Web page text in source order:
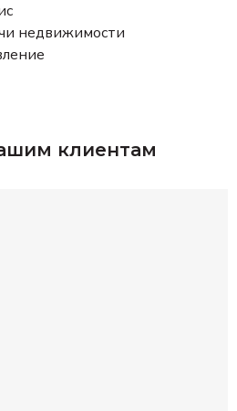
недвижимости
клиентам